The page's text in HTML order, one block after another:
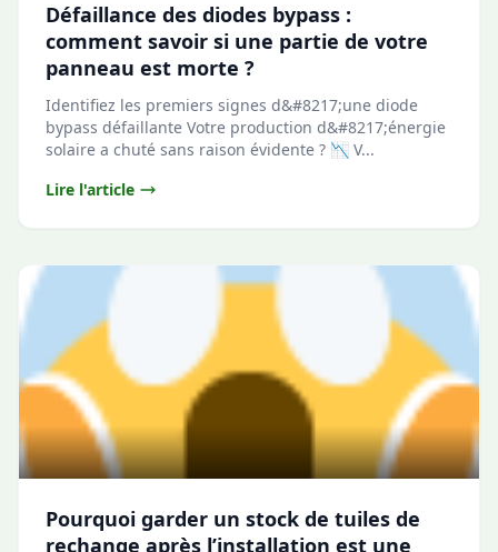
Défaillance des diodes bypass :
comment savoir si une partie de votre
panneau est morte ?
Identifiez les premiers signes d&#8217;une diode
bypass défaillante Votre production d&#8217;énergie
solaire a chuté sans raison évidente ? 📉 V...
Lire l'article
Pourquoi garder un stock de tuiles de
rechange après l’installation est une